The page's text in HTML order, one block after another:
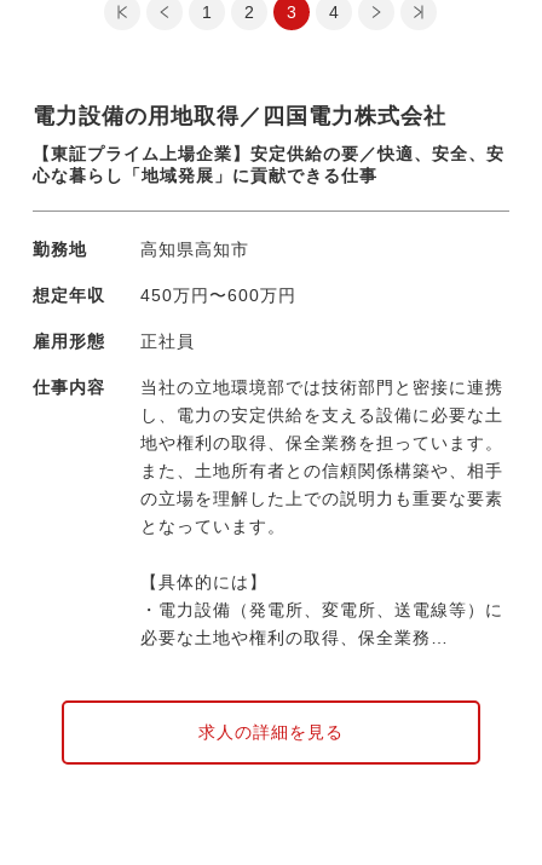
最初のページ
前のページ
1 2 3 4
次のページ
最後のページ
電力設備の用地取得／四国電力株式会社
【東証プライム上場企業】安定供給の要／快適、安全、安
心な暮らし「地域発展」に貢献できる仕事
勤務地 高知県高知市
想定年収 450万円〜600万円
雇用形態 正社員
仕事内容
当社の立地環境部では技術部門と密接に連携
し、電力の安定供給を支える設備に必要な土
地や権利の取得、保全業務を担っています。
また、土地所有者との信頼関係構築や、相手
の立場を理解した上での説明力も重要な要素
となっています。
【具体的には】
・電力設備（発電所、変電所、送電線等）に
必要な土地や権利の取得、保全業務
・関係部門との連携による電力の安定供給支
求人の詳細を見る